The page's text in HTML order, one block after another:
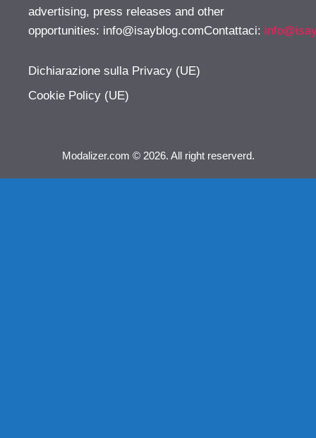
advertising, press releases and other
opportunities: info@isayblog.comContattaci:
Dichiarazione sulla Privacy (UE)
Cookie Policy (UE)
Modalizer.com © 2026. All right reserverd.